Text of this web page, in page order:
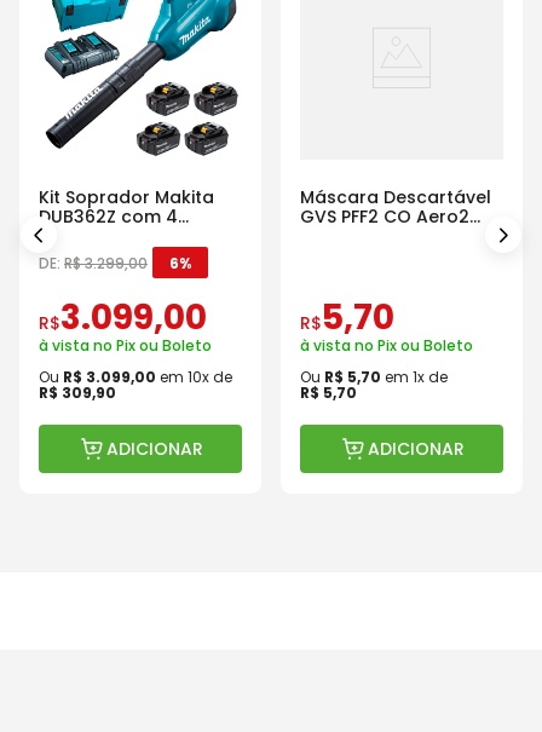
Kit Soprador Makita
DUB362Z com 4
Baterias Carregador e
Maleta
DE: R$3.299,00 6%
R$3.099,00
à vista no Pix ou Boleto
Ou R$ 3.099,00 em 10x de
R$ 309,90
ADICIONAR
Máscara Descartável
GVS PFF2 CO Aero2
R$5,70
à vista no Pix ou Boleto
Ou R$ 5,70 em 1x de
R$ 5,70
ADICIONAR